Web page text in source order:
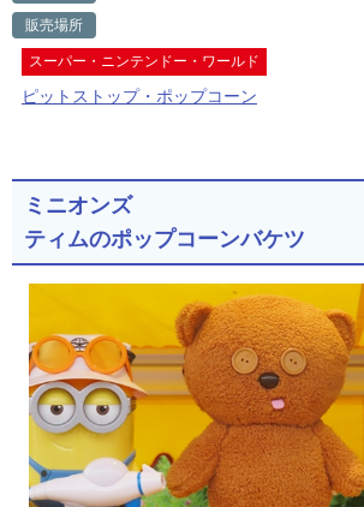
販売場所
スーパー・ニンテンドー・ワールド
ピットストップ・ポップコーン
ミニオンズ
ティムのポップコーンバケツ